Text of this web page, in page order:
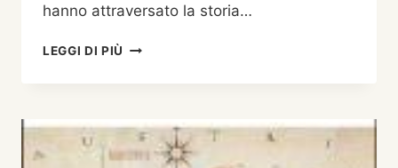
hanno attraversato la storia…
LEGGI DI PIÙ UNA
MEMORIA: